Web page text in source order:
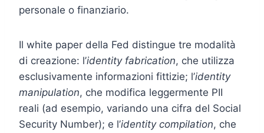
personale o finanziario.
Il white paper della Fed distingue tre modalità
di creazione: l’identity fabrication, che utilizza
esclusivamente informazioni fittizie; l’identity
manipulation, che modifica leggermente PII
reali (ad esempio, variando una cifra del Social
Security Number); e l’identity compilation, che